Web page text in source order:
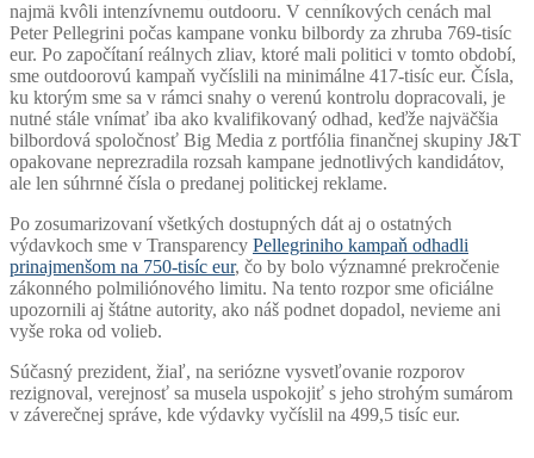
najmä kvôli intenzívnemu outdooru. V cenníkových cenách mal
Peter Pellegrini počas kampane vonku bilbordy za zhruba 769-tisíc
eur. Po započítaní reálnych zliav, ktoré mali politici v tomto období,
sme outdoorovú kampaň vyčíslili na minimálne 417-tisíc eur. Čísla,
ku ktorým sme sa v rámci snahy o verenú kontrolu dopracovali, je
nutné stále vnímať iba ako kvalifikovaný odhad, keďže najväčšia
bilbordová spoločnosť Big Media z portfólia finančnej skupiny J&T
opakovane neprezradila rozsah kampane jednotlivých kandidátov,
ale len súhrnné čísla o predanej politickej reklame.
Po zosumarizovaní všetkých dostupných dát aj o ostatných
výdavkoch sme v Transparency Pellegriniho kampaň odhadli
prinajmenšom na 750-tisíc eur, čo by bolo významné prekročenie
zákonného polmiliónového limitu. Na tento rozpor sme oficiálne
upozornili aj štátne autority, ako náš podnet dopadol, nevieme ani
vyše roka od volieb.
Súčasný prezident, žiaľ, na seriózne vysvetľovanie rozporov
rezignoval, verejnosť sa musela uspokojiť s jeho strohým sumárom
v záverečnej správe, kde výdavky vyčíslil na 499,5 tisíc eur.